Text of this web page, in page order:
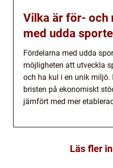
Vilka är för- och
med udda
Fördelarna med udda
möjligheten att utveckla
och ha kul i en unik miljö.
bristen på ekonomiskt
jämfört med mer
Läs fler